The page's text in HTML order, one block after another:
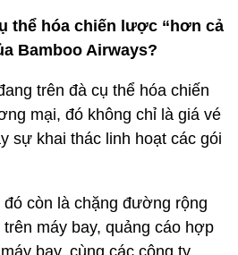
thể hóa chiến lược “hơn cả
Bamboo Airways?
trên đà cụ thể hóa chiến
mại, đó không chỉ là giá vé
sự khai thác linh hoạt các gói
còn là chặng đường rộng
máy bay, quảng cáo hợp
bay, cùng các công ty